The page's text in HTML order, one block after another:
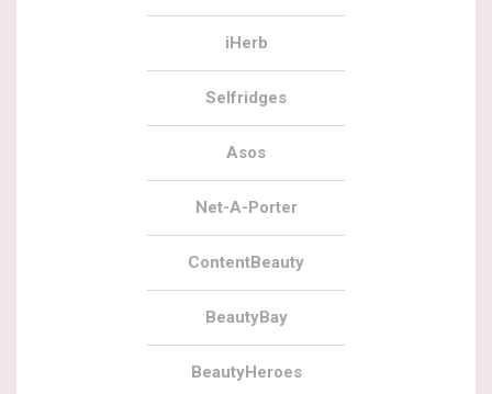
iHerb
Selfridges
Asos
Net-A-Porter
ContentBeauty
BeautyBay
BeautyHeroes